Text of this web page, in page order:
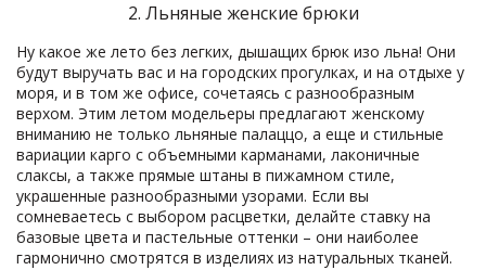
2. Льняные женские брюки
Ну какое же лето без легких, дышащих брюк изо льна! Они
будут выручать вас и на городских прогулках, и на отдыхе у
моря, и в том же офисе, сочетаясь с разнообразным
верхом. Этим летом модельеры предлагают женскому
вниманию не только льняные палаццо, а еще и стильные
вариации карго с объемными карманами, лаконичные
слаксы, а также прямые штаны в пижамном стиле,
украшенные разнообразными узорами. Если вы
сомневаетесь с выбором расцветки, делайте ставку на
базовые цвета и пастельные оттенки – они наиболее
гармонично смотрятся в изделиях из натуральных тканей.